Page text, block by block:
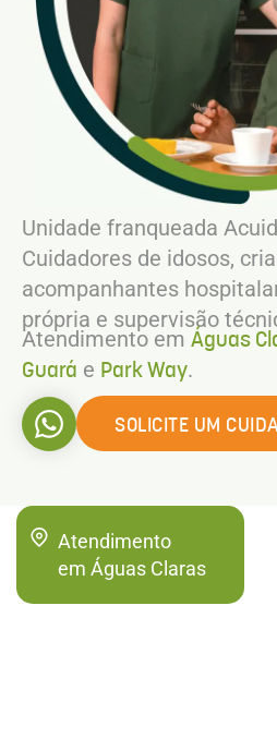
Unidade franqueada
Cuidadores de idosos,
acompanhantes
própria e supervisão
Atendimento em Águas
Guará e Park Way.
SOLICITE UM
Atendimento
em Águas Claras